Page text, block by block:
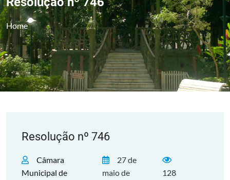
Home
Resolução nº 746
Câmara
Municipal de
27 de
maio de
128